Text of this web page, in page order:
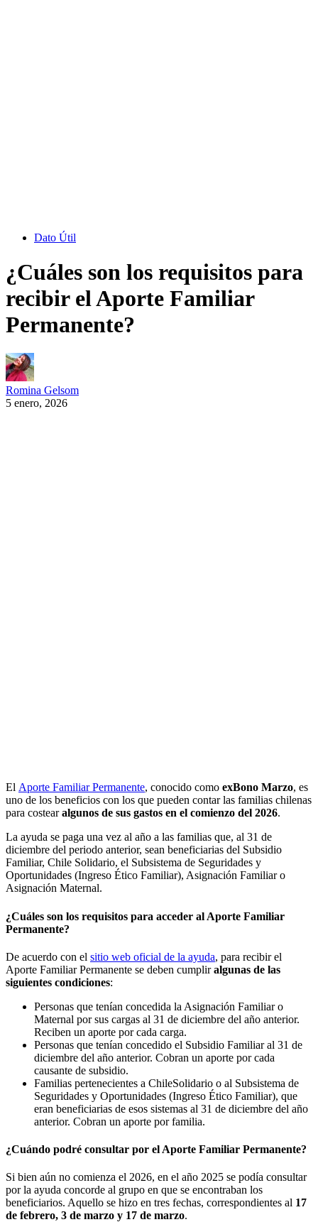
Dato Útil
¿Cuáles son los requisitos para
recibir el Aporte Familiar
Permanente?
Romina Gelsom
5 enero, 2026
El Aporte Familiar Permanente, conocido como exBono Marzo, es
uno de los beneficios con los que pueden contar las familias chilenas
para costearalgunos de sus gastos en el comienzo del 2026.
La ayuda se paga una vez al año a las familias que, al 31 de
diciembre del periodo anterior, sean beneficiarias del Subsidio
Familiar, Chile Solidario, el Subsistema de Seguridades y
Oportunidades (Ingreso Ético Familiar), Asignación Familiar o
Asignación Maternal.
¿Cuáles son los requisitos para acceder al Aporte Familiar
Permanente?
De acuerdo con el sitio web oficial de la ayuda, para recibir el
Aporte Familiar Permanente se deben cumpliralgunas de las
siguientes condiciones:
Personas que tenían concedida la Asignación Familiar o
Maternal por sus cargas al 31 de diciembre del año anterior.
Reciben un aporte por cada carga.
Personas que tenían concedido el Subsidio Familiar al 31 de
diciembre del año anterior. Cobran un aporte por cada
causante de subsidio.
Familias pertenecientes a ChileSolidario o al Subsistema de
Seguridades y Oportunidades (Ingreso Ético Familiar), que
eran beneficiarias de esos sistemas al 31 de diciembre del año
anterior. Cobran un aporte por familia.
¿Cuándo podré consultar por el Aporte Familiar Permanente?
Si bien aún no comienza el 2026, en el año 2025 se podía consultar
por la ayuda concorde al grupo en que se encontraban los
beneficiarios. Aquello se hizo en tres fechas, correspondientes al 17
de febrero, 3 de marzo y 17 de marzo.